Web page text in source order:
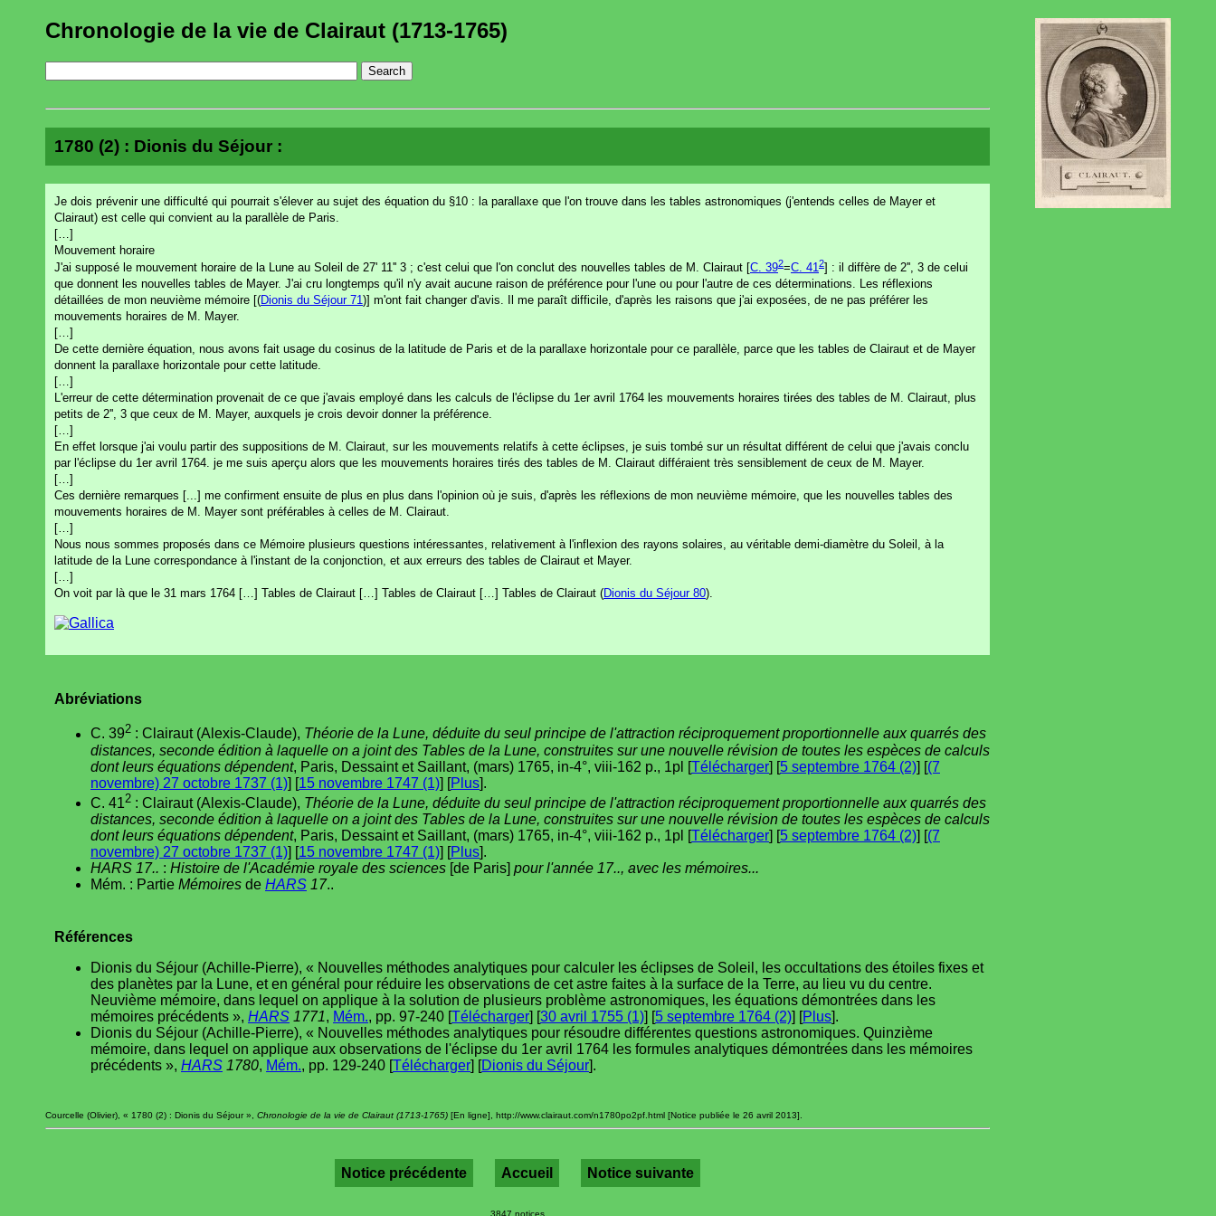
Chronologie de la vie de Clairaut (1713-1765)
1780 (2) : Dionis du Séjour :
Je dois prévenir une difficulté qui pourrait s'élever au sujet des équation du §10 : la parallaxe que l'on trouve dans les tables astronomiques (j'entends celles de Mayer et
Clairaut) est celle qui convient au la parallèle de Paris.
[…]
Mouvement horaire
J'ai supposé le mouvement horaire de la Lune au Soleil de 27' 11'' 3 ; c'est celui que l'on conclut des nouvelles tables de M. Clairaut [C. 392=C. 412] : il diffère de 2'', 3 de celui
que donnent les nouvelles tables de Mayer. J'ai cru longtemps qu'il n'y avait aucune raison de préférence pour l'une ou pour l'autre de ces déterminations. Les réflexions
détaillées de mon neuvième mémoire [(Dionis du Séjour 71)] m'ont fait changer d'avis. Il me paraît difficile, d'après les raisons que j'ai exposées, de ne pas préférer les
mouvements horaires de M. Mayer.
[…]
De cette dernière équation, nous avons fait usage du cosinus de la latitude de Paris et de la parallaxe horizontale pour ce parallèle, parce que les tables de Clairaut et de Mayer
donnent la parallaxe horizontale pour cette latitude.
[…]
L'erreur de cette détermination provenait de ce que j'avais employé dans les calculs de l'éclipse du 1er avril 1764 les mouvements horaires tirées des tables de M. Clairaut, plus
petits de 2'', 3 que ceux de M. Mayer, auxquels je crois devoir donner la préférence.
[…]
En effet lorsque j'ai voulu partir des suppositions de M. Clairaut, sur les mouvements relatifs à cette éclipses, je suis tombé sur un résultat différent de celui que j'avais conclu
par l'éclipse du 1er avril 1764. je me suis aperçu alors que les mouvements horaires tirés des tables de M. Clairaut différaient très sensiblement de ceux de M. Mayer.
[…]
Ces dernière remarques [...] me confirment ensuite de plus en plus dans l'opinion où je suis, d'après les réflexions de mon neuvième mémoire, que les nouvelles tables des
mouvements horaires de M. Mayer sont préférables à celles de M. Clairaut.
[…]
Nous nous sommes proposés dans ce Mémoire plusieurs questions intéressantes, relativement à l'inflexion des rayons solaires, au véritable demi-diamètre du Soleil, à la
latitude de la Lune correspondance à l'instant de la conjonction, et aux erreurs des tables de Clairaut et Mayer.
[…]
On voit par là que le 31 mars 1764 […] Tables de Clairaut […] Tables de Clairaut […] Tables de Clairaut (Dionis du Séjour 80).
Abréviations
C. 392 : Clairaut (Alexis-Claude), Théorie de la Lune, déduite du seul principe de l'attraction réciproquement proportionnelle aux quarrés des
distances, seconde édition à laquelle on a joint des Tables de la Lune, construites sur une nouvelle révision de toutes les espèces de calculs
dont leurs équations dépendent, Paris, Dessaint et Saillant, (mars) 1765, in-4°, viii-162 p., 1pl [Télécharger] [5 septembre 1764 (2)] [(7
novembre) 27 octobre 1737 (1)] [15 novembre 1747 (1)] [Plus].
C. 412 : Clairaut (Alexis-Claude), Théorie de la Lune, déduite du seul principe de l'attraction réciproquement proportionnelle aux quarrés des
distances, seconde édition à laquelle on a joint des Tables de la Lune, construites sur une nouvelle révision de toutes les espèces de calculs
dont leurs équations dépendent, Paris, Dessaint et Saillant, (mars) 1765, in-4°, viii-162 p., 1pl [Télécharger] [5 septembre 1764 (2)] [(7
novembre) 27 octobre 1737 (1)] [15 novembre 1747 (1)] [Plus].
HARS 17.. : Histoire de l'Académie royale des sciences [de Paris] pour l'année 17.., avec les mémoires...
Mém. : Partie Mémoires de HARS 17..
Références
Dionis du Séjour (Achille-Pierre), « Nouvelles méthodes analytiques pour calculer les éclipses de Soleil, les occultations des étoiles fixes et
des planètes par la Lune, et en général pour réduire les observations de cet astre faites à la surface de la Terre, au lieu vu du centre.
Neuvième mémoire, dans lequel on applique à la solution de plusieurs problème astronomiques, les équations démontrées dans les
mémoires précédents », HARS 1771, Mém., pp. 97-240 [Télécharger] [30 avril 1755 (1)] [5 septembre 1764 (2)] [Plus].
Dionis du Séjour (Achille-Pierre), « Nouvelles méthodes analytiques pour résoudre différentes questions astronomiques. Quinzième
mémoire, dans lequel on applique aux observations de l'éclipse du 1er avril 1764 les formules analytiques démontrées dans les mémoires
précédents », HARS 1780, Mém., pp. 129-240 [Télécharger] [Dionis du Séjour].
Courcelle (Olivier), « 1780 (2) : Dionis du Séjour », Chronologie de la vie de Clairaut (1713-1765) [En ligne], http://www.clairaut.com/n1780po2pf.html [Notice publiée le 26 avril 2013].
Notice précédente Accueil Notice suivante
3847 notices